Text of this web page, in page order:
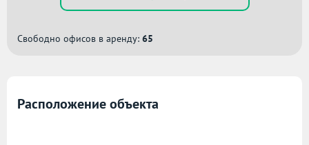
Свободно офисов в аренду: 65
Расположение объекта